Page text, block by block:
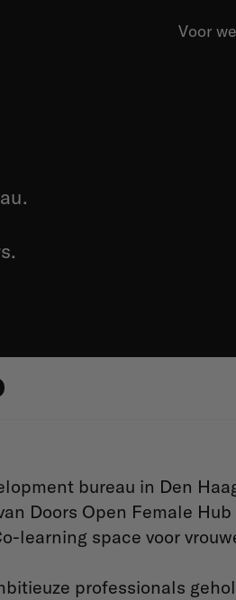
Voor
bureau in Den
Doors Open Female
learning space voor
professionals